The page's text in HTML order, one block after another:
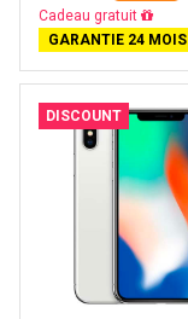
Cadeau gratuit
GARANTIE 24 MOIS
DISCOUNT